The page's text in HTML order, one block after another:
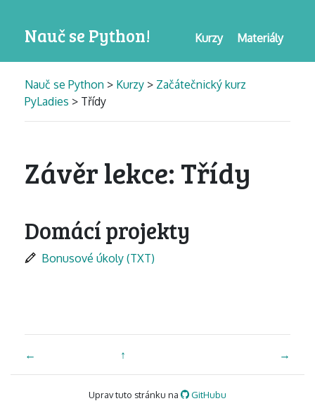
Nauč se Python! Materiály
Kurzy
Nauč se Python > Kurzy > Začátečnický kurz
PyLadies > Třídy
Závěr lekce: Třídy
Domácí projekty
Bonusové úkoly (TXT)
← ↑ →
Uprav tuto stránku na
GitHubu